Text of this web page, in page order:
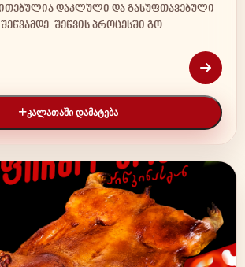
დაკლული და გასუფთავებული
შეწვის პროცესში გო…
ᲙᲐᲚᲐᲗᲐᲨᲘ ᲓᲐᲛᲐᲢᲔᲑᲐ